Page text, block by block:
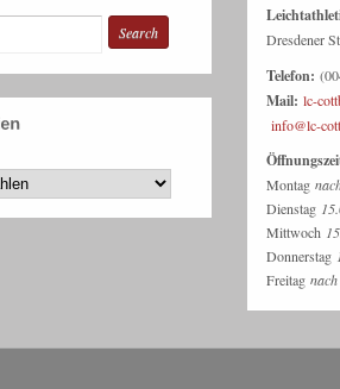
Dresdener
Telefon:
Mail: lc-
info@lc-
Montag
Dienstag
Mittwoch
Donnerstag
Freitag